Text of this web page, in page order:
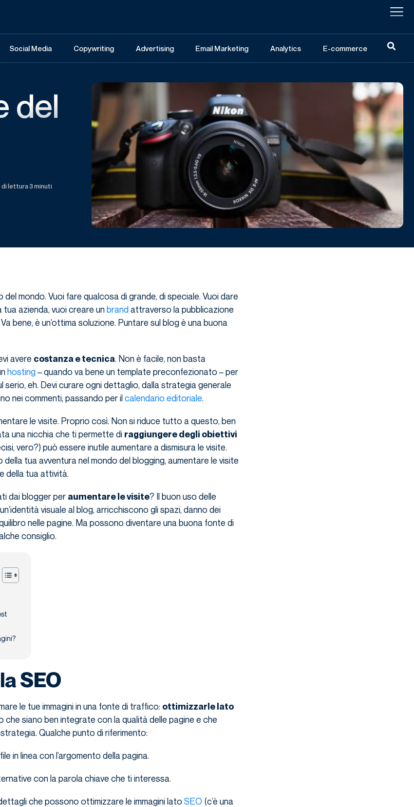
Social Media Copywriting Advertising Email Marketing Analytics E-commerce
del
di lettura 3 minuti
mondo. Vuoi fare qualcosa di grande, di speciale. Vuoi dare
tua azienda, vuoi creare unbrandattraverso la pubblicazione
Va bene, è un’ottima soluzione. Puntare sul blog è una buona
avere costanza e tecnica. Non è facile, non basta
hosting– quando va bene un template preconfezionato – per
serio, eh. Devi curare ogni dettaglio, dalla strategia generale
nei commenti, passando per ilcalendario editoriale.
le visite. Proprio così. Non si riduce tutto a questo, ben
una nicchia che ti permette di raggiungere degli obiettivi
vero?) può essere inutile aumentare a dismisura le visite.
tua avventura nel mondo del blogging, aumentare le visite
della tua attività.
dai blogger per aumentare le visite? Il buon uso delle
visuale al blog, arricchiscono gli spazi, danno dei
nelle pagine. Ma possono diventare una buona fonte di
consiglio.
SEO
le tue immagini in una fonte di traffico: ottimizzarle lato
che siano ben integrate con la qualità delle pagine e che
Qualche punto di riferimento:
in linea con l’argomento della pagina.
con la parola chiave che ti interessa.
che possono ottimizzare le immagini lato SEO (c’è una